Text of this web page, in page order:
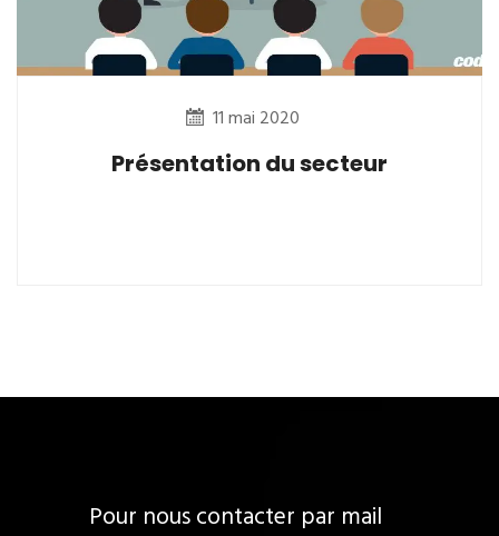
11 mai 2020
Présentation du secteur
Pour nous contacter par mail